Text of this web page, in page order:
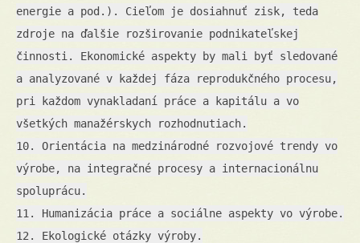
energie a pod.). Cieľom je dosiahnuť zisk, teda
zdroje na ďalšie rozširovanie podnikateľskej
činnosti. Ekonomické aspekty by mali byť sledované
a analyzované v každej fáza reprodukčného procesu,
pri každom vynakladaní práce a kapitálu a vo
všetkých manažérskych rozhodnutiach.
10. Orientácia na medzinárodné rozvojové trendy vo
výrobe, na integračné procesy a internacionálnu
spoluprácu.
11. Humanizácia práce a sociálne aspekty vo výrobe.
12. Ekologické otázky výroby.